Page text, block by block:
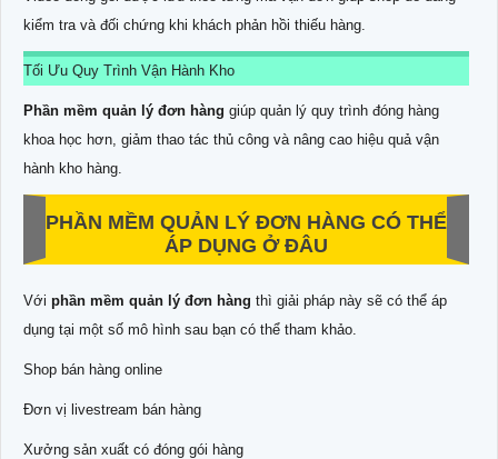
kiểm tra và đối chứng khi khách phản hồi thiếu hàng.
Tối Ưu Quy Trình Vận Hành Kho
Phần mềm quản lý đơn hàng giúp quản lý quy trình đóng hàng
khoa học hơn, giảm thao tác thủ công và nâng cao hiệu quả vận
hành kho hàng.
PHẦN MỀM QUẢN LÝ ĐƠN HÀNG CÓ THỂ
ÁP DỤNG Ở ĐÂU
Với phần mềm quản lý đơn hàng thì giải pháp này sẽ có thể áp
dụng tại một số mô hình sau bạn có thể tham khảo.
Shop bán hàng online
Đơn vị livestream bán hàng
Xưởng sản xuất có đóng gói hàng